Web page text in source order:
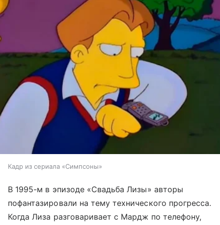
Кадр из сериала «Симпсоны»
В 1995-м в эпизоде «Свадьба Лизы» авторы
пофантазировали на тему технического прогресса.
Когда Лиза разговаривает с Мардж по телефону,